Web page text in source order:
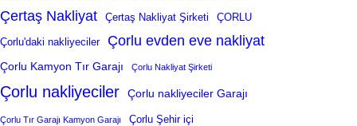
Çertaş Nakliyat Çertaş Nakliyat Şirketi ÇORLU
Çorlu'daki nakliyeciler Çorlu evden eve nakliyat
Çorlu Kamyon Tır Garajı Çorlu Nakliyat Şirketi
Çorlu nakliyeciler Çorlu nakliyeciler Garajı
Çorlu Tır Garajı Kamyon Garajı Çorlu Şehir içi